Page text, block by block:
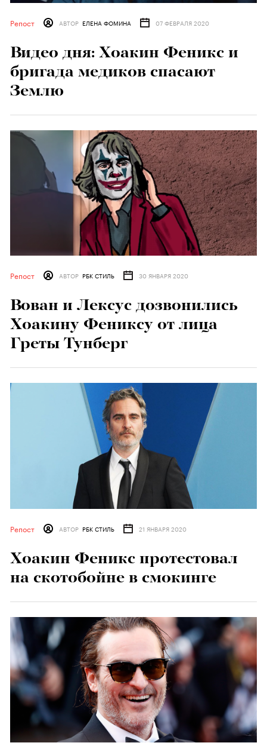
Репост АВТОР ЕЛЕНА ФОМИНА 07 ФЕВРАЛЯ 2020
Видео дня: Хоакин Феникс и
бригада медиков спасают
Землю
Репост АВТОР РБК СТИЛЬ 30 ЯНВАРЯ 2020
Вован и Лексус дозвонились
Хоакину Фениксу от лица
Греты Тунберг
Репост АВТОР РБК СТИЛЬ 21 ЯНВАРЯ 2020
Хоакин Феникс протестовал
на скотобойне в смокинге